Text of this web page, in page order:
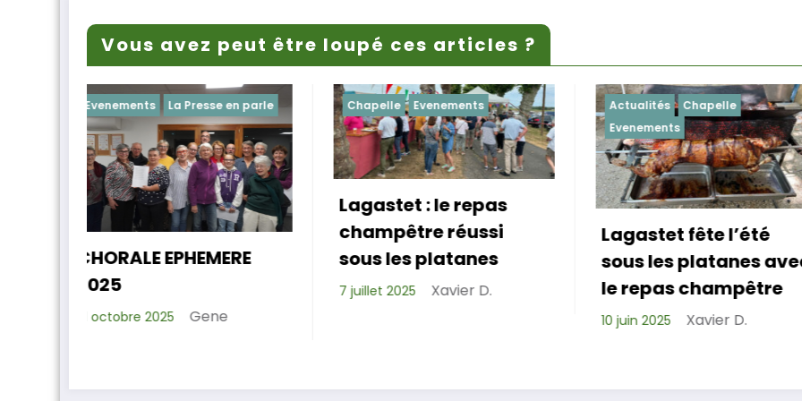
Vous avez peut être loupé ces articles ?
Chapelle Evenements
Lagastet : le repas
champêtre réussi
sous les platanes
Actualités
Chapelle
Evenements
Lagastet fête l’été
sous les platanes avec
le repas champêtre
Actualités
Repas de
réussi pour les
de Lagastet !